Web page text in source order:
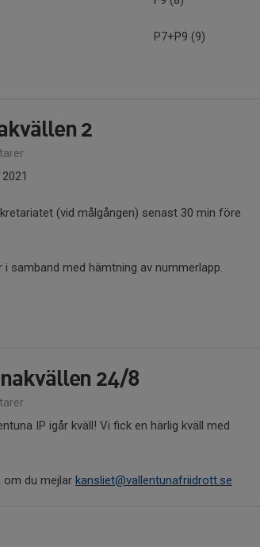
P7+P9 (9)
2
(vid målgången) senast 30 min före
i samband med hämtning av nummerlapp.
24/8
IP igår kväll! Vi fick en härlig kväll med
om du mejlar kansliet@vallentunafriidrott.se